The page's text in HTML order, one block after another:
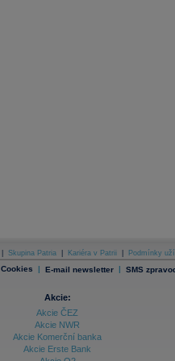
Skupina Patria Kariéra v Patrii Podmínky
Cookies | E-mail newsletter | SMS
Akcie:
Akcie ČEZ
Akcie NWR
Akcie Komerční banka
Akcie Erste Bank